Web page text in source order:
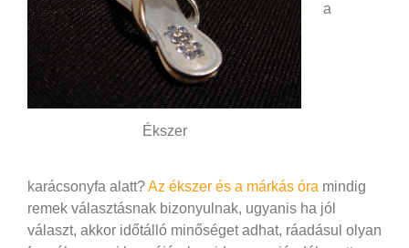
Ékszer
a
karácsonyfa alatt?Az ékszer és a márkás óra mindig
remek választásnak bizonyulnak, ugyanis ha jól
választ, akkor időtálló minőséget adhat, ráadásul olyan